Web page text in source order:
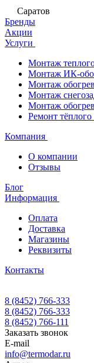
Саратов
Бренды
Акции
Услуги
Монтаж
Монтаж ИК-
Монтаж
Монтаж
Монтаж
Ремонт тёплого
Компания
О компании
Отзывы
Блог
Информация
Оплата
Доставка
Магазины
Реквизиты
Контакты
8 (8452) 766-333
8 (8452) 766-333
8 (8452) 766-111
Заказать звонок
E-mail
info@termodar.ru